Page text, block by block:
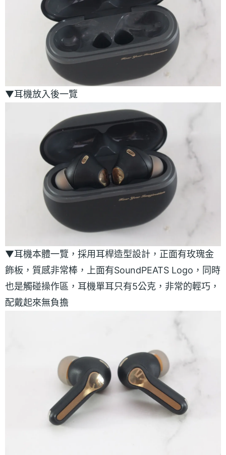
▼耳機放入後一覽
▼耳機本體一覽，採用耳桿造型設計，正面有玫瑰金
飾板，質感非常棒，上面有SoundPEATS Logo，同時
也是觸碰操作區，耳機單耳只有5公克，非常的輕巧，
配戴起來無負擔